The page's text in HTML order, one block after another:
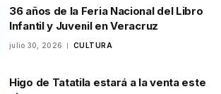
36 años de la Feria Nacional del Libro
Infantil y Juvenil en Veracruz
julio 30, 2026 CULTURA
Higo de Tatatila estará a la venta este